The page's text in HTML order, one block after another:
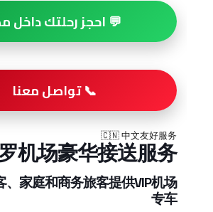
💬 احجز رحلتك داخل
📞 تواصل معنا
🇨🇳 中文友好服务
机场豪华接送服务
家庭和商务旅客提供VIP机场
专车